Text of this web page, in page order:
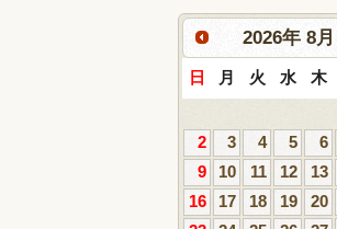
2026年8月
日 月 火 水 木
2
3 4 5 6
9
10 11 12 13
16
17 18 19 20